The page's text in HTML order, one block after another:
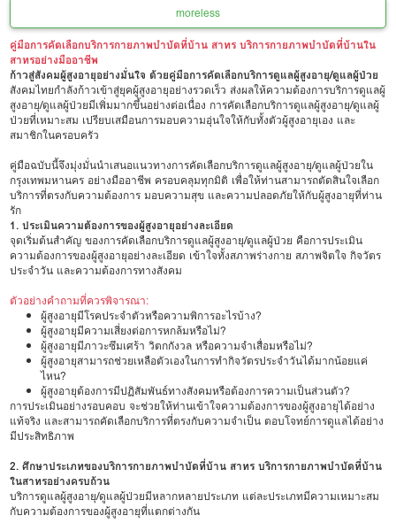
moreless
คู่มือการคัดเลือกบริการกายภาพบำบัดที่บ้าน สาทร บริการกายภาพบำบัดที่บ้านใน
สาทรอย่างมืออาชีพ
ก้าวสู่สังคมผู้สูงอายุอย่างมั่นใจ ด้วยคู่มือการคัดเลือกบริการดูแลผู้สูงอายุ/ดูแลผู้ป่วย
สังคมไทยกำลังก้าวเข้าสู่ยุคผู้สูงอายุอย่างรวดเร็ว ส่งผลให้ความต้องการบริการดูแลผู้
สูงอายุ/ดูแลผู้ป่วยมีเพิ่มมากขึ้นอย่างต่อเนื่อง การคัดเลือกบริการดูแลผู้สูงอายุ/ดูแลผู้
ป่วยที่เหมาะสม เปรียบเสมือนการมอบความอุ่นใจให้กับทั้งตัวผู้สูงอายุเอง และ
สมาชิกในครอบครัว
คู่มือฉบับนี้จึงมุ่งมั่นนำเสนอแนวทางการคัดเลือกบริการดูแลผู้สูงอายุ/ดูแลผู้ป่วยใน
กรุงเทพมหานคร อย่างมืออาชีพ ครอบคลุมทุกมิติ เพื่อให้ท่านสามารถตัดสินใจเลือก
บริการที่ตรงกับความต้องการ มอบความสุข และความปลอดภัยให้กับผู้สูงอายุที่ท่าน
รัก
1. ประเมินความต้องการของผู้สูงอายุอย่างละเอียด
จุดเริ่มต้นสำคัญ ของการคัดเลือกบริการดูแลผู้สูงอายุ/ดูแลผู้ป่วย คือการประเมิน
ความต้องการของผู้สูงอายุอย่างละเอียด เข้าใจทั้งสภาพร่างกาย สภาพจิตใจ กิจวัตร
ประจำวัน และความต้องการทางสังคม
ตัวอย่างคำถามที่ควรพิจารณา:
ผู้สูงอายุมีโรคประจำตัวหรือความพิการอะไรบ้าง?
ผู้สูงอายุมีความเสี่ยงต่อการหกล้มหรือไม่?
ผู้สูงอายุมีภาวะซึมเศร้า วิตกกังวล หรือความจำเสื่อมหรือไม่?
ผู้สูงอายุสามารถช่วยเหลือตัวเองในการทำกิจวัตรประจำวันได้มากน้อยแค่
ไหน?
ผู้สูงอายุต้องการมีปฏิสัมพันธ์ทางสังคมหรือต้องการความเป็นส่วนตัว?
การประเมินอย่างรอบคอบ จะช่วยให้ท่านเข้าใจความต้องการของผู้สูงอายุได้อย่าง
แท้จริง และสามารถคัดเลือกบริการที่ตรงกับความจำเป็น ตอบโจทย์การดูแลได้อย่าง
มีประสิทธิภาพ
2. ศึกษาประเภทของบริการกายภาพบำบัดที่บ้าน สาทร บริการกายภาพบำบัดที่บ้าน
ในสาทรอย่างครบถ้วน
บริการดูแลผู้สูงอายุ/ดูแลผู้ป่วยมีหลากหลายประเภท แต่ละประเภทมีความเหมาะสม
กับความต้องการของผู้สูงอายุที่แตกต่างกัน